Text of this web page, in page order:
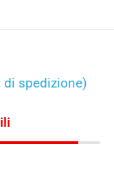
di spedizione)